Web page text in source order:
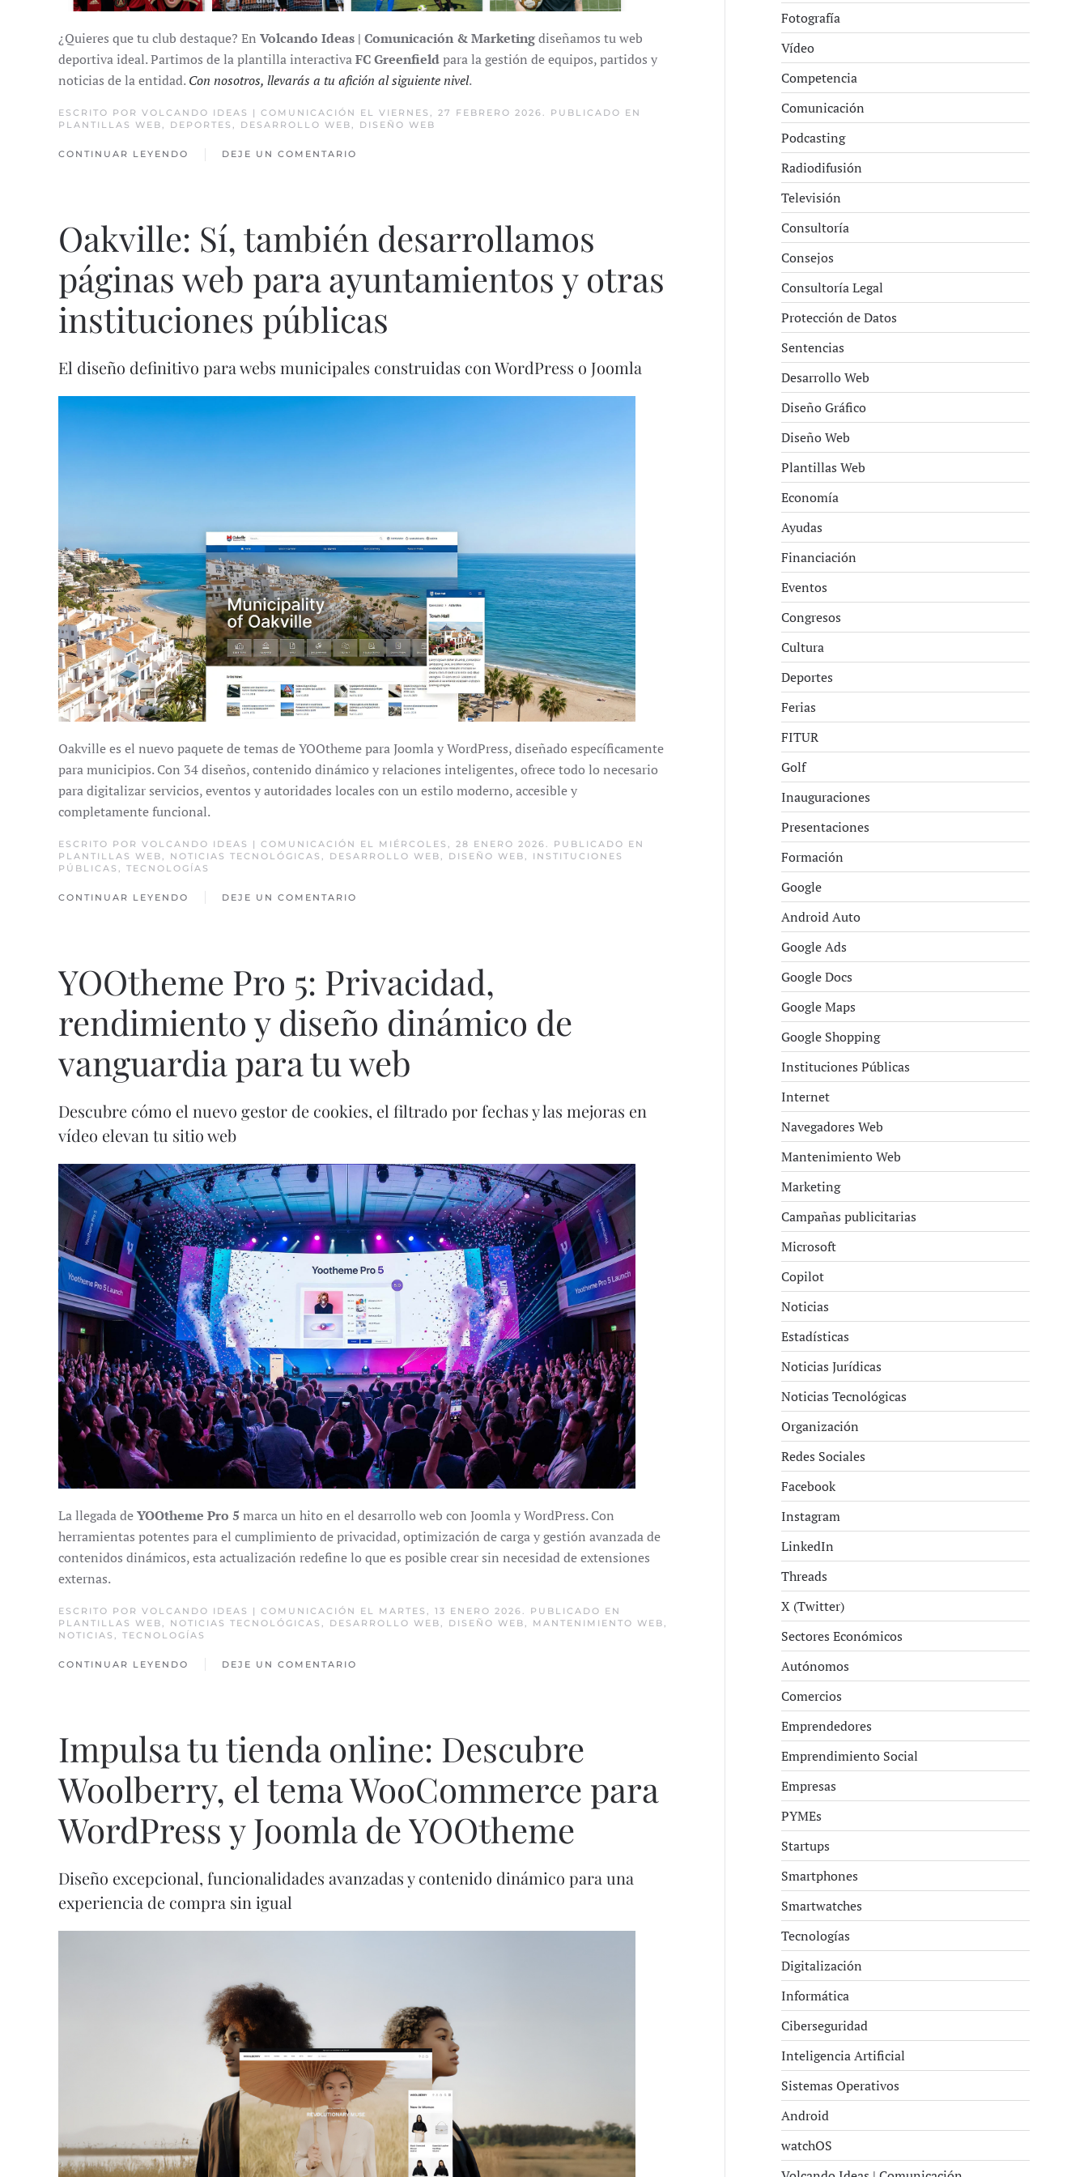
¿Quieres que tu club destaque? En Volcando Ideas | Comunicación & Marketingdiseñamos tu web
deportiva ideal. Partimos de la plantilla interactivaFC Greenfieldpara la gestión de equipos, partidos y
noticias de la entidad.Con nosotros, llevarás a tu afición al siguiente nivel.
ESCRITO POR VOLCANDO IDEAS | COMUNICACIÓN
EL VIERNES, 27 FEBRERO 2026. PUBLICADO EN
PLANTILLAS WEB, DEPORTES , DESARROLLO WEB, DISEÑO WEB
CONTINUAR LEYENDO DEJE UN COMENTARIO
Oakville: Sí, también desarrollamos
páginas web para ayuntamientos y otras
instituciones públicas
El diseño definitivo para webs municipales construidas con WordPress o Joomla
Oakville es el nuevo paquete de temas de YOOtheme para Joomla y WordPress, diseñado específicamente
para municipios. Con 34 diseños, contenido dinámico y relaciones inteligentes, ofrece todo lo necesario
para digitalizar servicios, eventos y autoridades locales con un estilo moderno, accesible y
completamente funcional.
ESCRITO POR VOLCANDO IDEAS | COMUNICACIÓN
EL MIÉRCOLES, 28 ENERO 2026. PUBLICADO EN
PLANTILLAS WEB
NOTICIAS TECNOLÓGICAS DESARROLLO WEB DISEÑO WEB
INSTITUCIONES
PÚBLICAS
TECNOLOGÍAS
CONTINUAR LEYENDO DEJE UN COMENTARIO
YOOtheme Pro 5: Privacidad,
rendimiento y diseño dinámico de
vanguardia para tu web
Descubre cómo el nuevo gestor de cookies, el filtrado por fechas y las mejoras en
vídeo elevan tu sitio web
La llegada deYOOtheme Pro 5 marca un hito en el desarrollo web con Joomla y WordPress. Con
herramientas potentes para el cumplimiento de privacidad, optimización de carga y gestión avanzada de
contenidos dinámicos, esta actualización redefine lo que es posible crear sin necesidad de extensiones
externas.
ESCRITO POR VOLCANDO IDEAS | COMUNICACIÓN
EL MARTES, 13 ENERO 2026. PUBLICADO EN
PLANTILLAS WEB
NOTICIAS TECNOLÓGICAS DESARROLLO WEB DISEÑO WEB MANTENIMIENTO WEB
NOTICIAS
TECNOLOGÍAS
CONTINUAR LEYENDO DEJE UN COMENTARIO
Impulsa tu tienda online: Descubre
Woolberry, el tema WooCommerce para
WordPress y Joomla de YOOtheme
Diseño excepcional, funcionalidades avanzadas y contenido dinámico para una
experiencia de compra sin igual
Fotografía
Vídeo
Competencia
Comunicación
Podcasting
Radiodifusión
Televisión
Consultoría
Consejos
Consultoría Legal
Protección de Datos
Sentencias
Desarrollo Web
Diseño Gráfico
Diseño Web
Plantillas Web
Economía
Ayudas
Financiación
Eventos
Congresos
Cultura
Deportes
Ferias
FITUR
Golf
Inauguraciones
Presentaciones
Formación
Google
Android Auto
Google Ads
Google Docs
Google Maps
Google Shopping
Instituciones Públicas
Internet
Navegadores Web
Mantenimiento Web
Marketing
Campañas publicitarias
Microsoft
Copilot
Noticias
Estadísticas
Noticias Jurídicas
Noticias Tecnológicas
Organización
Redes Sociales
Facebook
Instagram
LinkedIn
Threads
X (Twitter)
Sectores Económicos
Autónomos
Comercios
Emprendedores
Emprendimiento Social
Empresas
PYMEs
Startups
Smartphones
Smartwatches
Tecnologías
Digitalización
Informática
Ciberseguridad
Inteligencia Artificial
Sistemas Operativos
Android
watchOS